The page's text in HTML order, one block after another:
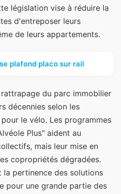
législation vise à réduire la
d'entreposer leurs
de leurs appartements.
plafond placo sur rail
du parc immobilier
décennies selon les
le vélo. Les programmes
Plus" aident au
mais leur mise en
copropriétés dégradées.
pertinence des solutions
pour une grande partie des